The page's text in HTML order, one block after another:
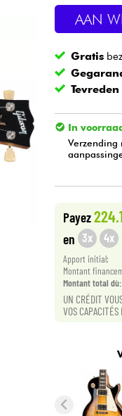
English
Kabels &
AAN
Gratis
Tevreden
In
Verzending
Payez
en 3x 4x
Apport initial:
Montant
Montant total dù:
UN CRÉDIT
VOS